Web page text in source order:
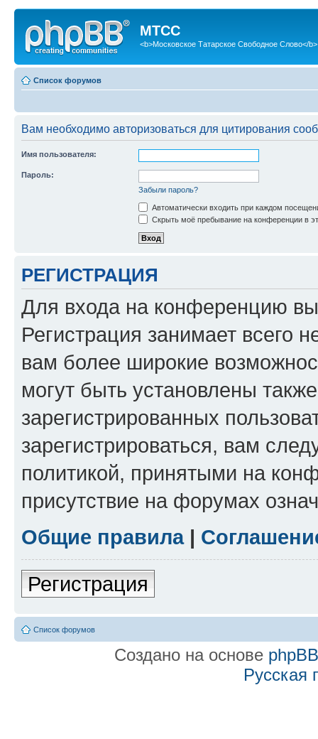
МТСС
<b>Московское Татарское Свободное Слово</b>
Список форумов
Вам необходимо авторизоваться для цитирования
Имя пользователя:
Пароль:
Забыли пароль?
Автоматически входить при каждом
Скрыть моё пребывание на конференции в
РЕГИСТРАЦИЯ
Для входа на конференцию
Регистрация занимает всего
вам более широкие
могут быть установлены
зарегистрированных
зарегистрироваться, вам
политикой, принятыми на
присутствие на форумах
Общие правила|
Регистрация
Список форумов
Создано на основе phpBB
Русская